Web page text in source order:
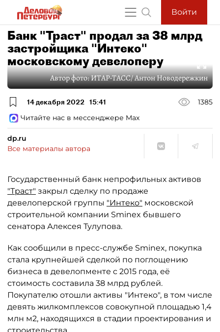
Войти
Банк "Траст" продал за 38 млрд
застройщика "Интеко"
московскому девелоперу
Автор фото:ИТАР-ТАСС/ Антон Новодережкин
14 декабря 2022 15:41
1385
Читайте нас в мессенджере Max
dp.ru
Все материалы автора
Государственный банк непрофильных активов
"Траст" закрыл сделку по продаже
девелоперской группы "Интеко" московской
строительной компании Sminex бывшего
сенатора Алексея Тулупова.
Как сообщили в пресс-службе Sminex, покупка
стала крупнейшей сделкой по поглощению
бизнеса в девелопменте с 2015 года, её
стоимость составила 38 млрд рублей.
Покупателю отошли активы "Интеко", в том числе
девять жилкомплексов совокупной площадью 1,4
млн м2, находящихся в стадии проектирования и